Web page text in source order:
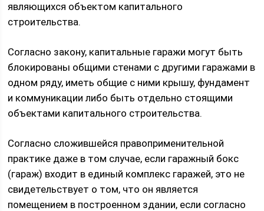
являющихся объектом капитального
строительства.
Согласно закону, капитальные гаражи могут быть
блокированы общими стенами с другими гаражами в
одном ряду, иметь общие с ними крышу, фундамент
и коммуникации либо быть отдельно стоящими
объектами капитального строительства.
Согласно сложившейся правоприменительной
практике даже в том случае, если гаражный бокс
(гараж) входит в единый комплекс гаражей, это не
свидетельствует о том, что он является
помещением в построенном здании, если согласно